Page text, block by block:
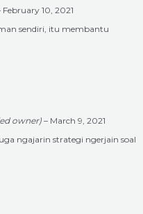
February 10, 2021
sendiri, itu membantu
owner)– March 9, 2021
ngajarin strategi ngerjain soal